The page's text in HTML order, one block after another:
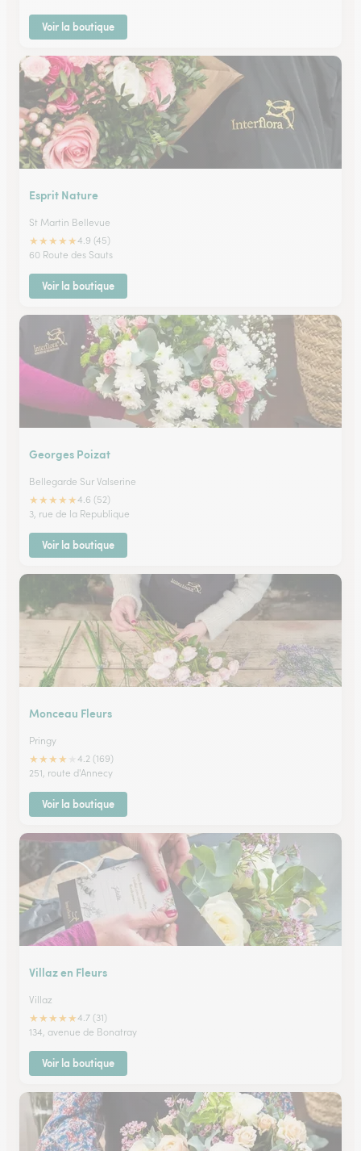
Voir la boutique
Esprit Nature
St Martin Bellevue
★★★★★4.9 (45)
60 Route des Sauts
Voir la boutique
Georges Poizat
Bellegarde Sur Valserine
★★★★★4.6 (52)
3, rue de la Republique
Voir la boutique
Monceau Fleurs
Pringy
★★★★
4.2 (169)
251, route d'Annecy
Voir la boutique
Villaz en Fleurs
Villaz
★★★★★4.7 (31)
134, avenue de Bonatray
Voir la boutique